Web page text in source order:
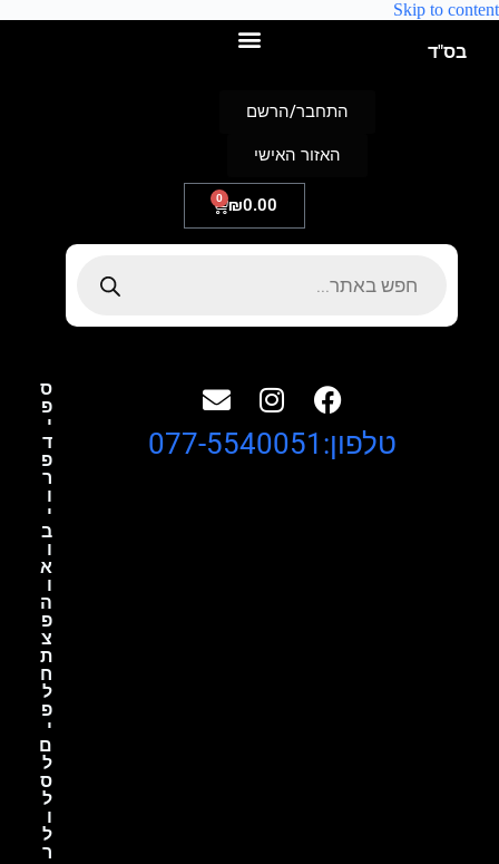
Skip to content
בס"ד
₪0.00
0
התחבר/הרשם
האזור האישי
ס
פ
י
ד
פ
ר
ו
י
ב
ו
א
ו
ה
פ
צ
ת
ח
ל
פ
י
ם
ל
ס
ל
ו
ל
ר
טלפון:077-5540051